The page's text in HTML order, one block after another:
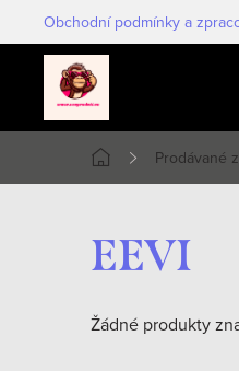
na
Obchodní podmínky a
Domů
Prodávané
EEVI
Žádné produkty